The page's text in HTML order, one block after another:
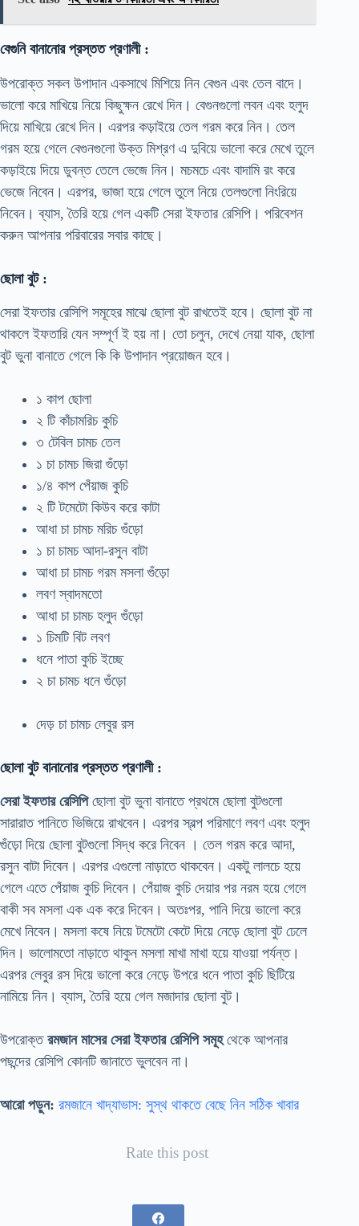
বেগুনি বানানোর প্রস্তত প্রণালী :
উপরোক্ত সকল উপাদান একসাথে মিশিয়ে নিন বেগুন এবং তেল বাদে।
ভালো করে মাখিয়ে নিয়ে কিছুক্ষন রেখে দিন। বেগুনগুলো লবন এবং হলুদ
দিয়ে মাখিয়ে রেখে দিন। এরপর কড়াইয়ে তেল গরম করে নিন। তেল
গরম হয়ে গেলে বেগুনগুলো উক্ত মিশ্রণ এ দুবিয়ে ভালো করে মেখে তুলে
কড়াইয়ে দিয়ে ডুবন্ত তেলে ভেজে নিন। মচমচে এবং বাদামি রং করে
ভেজে নিবেন। এরপর, ভাজা হয়ে গেলে তুলে নিয়ে তেলগুলো নিংরিয়ে
নিবেন। ব্যাস, তৈরি হয়ে গেল একটি সেরা ইফতার রেসিপি। পরিবেশন
করুন আপনার পরিবারের সবার কাছে।
ছোলা বুট :
সেরা ইফতার রেসিপি সমূহের মাঝে ছোলা বুট রাখতেই হবে। ছোলা বুট না
থাকলে ইফতারি যেন সম্পূর্ণ ই হয় না। তো চলুন, দেখে নেয়া যাক, ছোলা
বুট ভুনা বানাতে গেলে কি কি উপাদান প্রয়োজন হবে।
১ কাপ ছোলা
২ টি কাঁচামরিচ কুচি
৩ টেবিল চামচ তেল
১ চা চামচ জিরা গুঁড়ো
১/৪ কাপ পেঁয়াজ কুচি
২ টি টমেটো কিউব করে কাটা
আধা চা চামচ মরিচ গুঁড়ো
১ চা চামচ আদা-রসুন বাটা
আধা চা চামচ গরম মসলা গুঁড়ো
লবণ স্বাদমতো
আধা চা চামচ হলুদ গুঁড়ো
১ চিমটি বিট লবণ
ধনে পাতা কুচি ইচ্ছে
২ চা চামচ ধনে গুঁড়ো
দেড় চা চামচ লেবুর রস
ছোলা বুট বানানোর প্রস্তত প্রণালী :
সেরা ইফতার রেসিপিছোলা বুট ভুনা বানাতে প্রথমে ছোলা বুটগুলো
সারারাত পানিতে ভিজিয়ে রাখবেন। এরপর স্বল্প পরিমাণে লবণ এবং হলুদ
গুঁড়ো দিয়ে ছোলা বুটগুলো সিদ্ধ করে নিবেন । তেল গরম করে আদা,
রসুন বাটা দিবেন। এরপর এগুলো নাড়াতে থাকবেন। একটু লালচে হয়ে
গেলে এতে পেঁয়াজ কুচি দিবেন। পেঁয়াজ কুচি দেয়ার পর নরম হয়ে গেলে
বাকী সব মসলা এক এক করে দিবেন। অতঃপর, পানি দিয়ে ভালো করে
মেখে নিবেন। মসলা কষে নিয়ে টমেটো কেটে দিয়ে নেড়ে ছোলা বুট ঢেলে
দিন। ভালোমতো নাড়াতে থাকুন মসলা মাখা মাখা হয়ে যাওয়া পর্যন্ত।
এরপর লেবুর রস দিয়ে ভালো করে নেড়ে উপরে ধনে পাতা কুচি ছিটিয়ে
নামিয়ে নিন। ব্যাস, তৈরি হয়ে গেল মজাদার ছোলা বুট।
উপরোক্ত রমজান মাসের সেরা ইফতার রেসিপি সমূহথেকে আপনার
পছন্দের রেসিপি কোনটি জানাতে ভুলবেন না।
আরো পড়ুন: রমজানে খাদ্যাভাস: সুস্থ থাকতে বেছে নিন সঠিক খাবার
Rate this post